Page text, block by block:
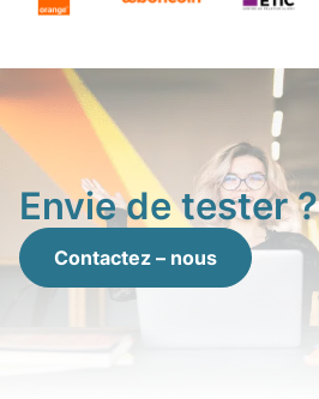
Envie de tester ?
Contactez – nous